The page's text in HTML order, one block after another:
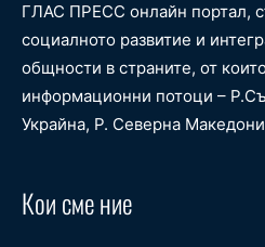
ГЛАС ПРЕСС онлайн портал,
социалното развитие и
общности в страните, от
информационни потоци –
Украйна, Р. Северна
Кои сме ние